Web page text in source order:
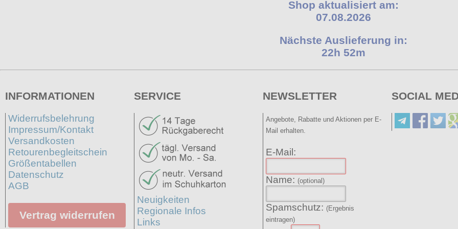
Shop aktualisiert am:
07.08.2026
Nächste Auslieferung in:
22h 52m
INFORMATIONEN
Widerrufsbelehrung
Impressum/Kontakt
Versandkosten
Retourenbegleitschein
Größentabellen
Datenschutz
AGB
Vertrag widerrufen
SERVICE
Neuigkeiten
Regionale Infos
Links
NEWSLETTER
Angebote, Rabatte und Aktionen per E-
Mail erhalten.
E-Mail:
Name: (optional)
Spamschutz: (Ergebnis
eintragen)
SOCIAL